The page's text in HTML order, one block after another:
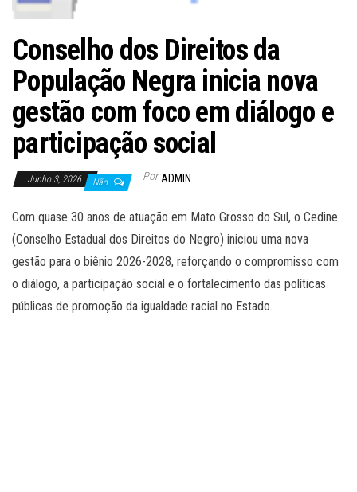
Conselho dos Direitos da
População Negra inicia nova
gestão com foco em diálogo e
participação social
Junho 3, 2026 Não Por ADMIN
Com quase 30 anos de atuação em Mato Grosso do Sul, o Cedine
(Conselho Estadual dos Direitos do Negro) iniciou uma nova
gestão para o biênio 2026-2028, reforçando o compromisso com
o diálogo, a participação social e o fortalecimento das políticas
públicas de promoção da igualdade racial no Estado.